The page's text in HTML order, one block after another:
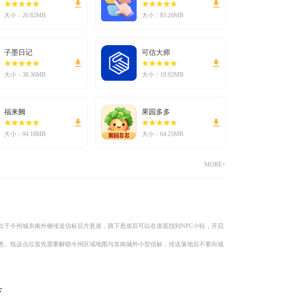
大小：20.82MB 大小：83.26MB
子墨日记
大小：38.36MB
可信大师
大小：19.92MB
福来阙
大小：94.18MB
果园多多
大小：64.25MB
MORE+
于今州城东南外侧传送信标后方悬崖，跳下悬崖后可以在崖底找到NPC小钰，开启
。抵达点位首先需要解锁今州区域地图与东南城外小型信标，传送落地后不要向城